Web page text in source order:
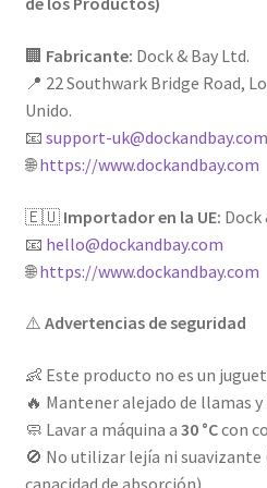
🏢 Fabricante: Dock & Bay Ltd.
📍 22 Southwark Bridge Road,
Unido.
📧 support-uk@dockandbay.com
🌐https://www.dockandbay.com
🇪🇺 Importador en la UE: Dock
📧 hello@dockandbay.com
🌐https://www.dockandbay.com
⚠️ Advertencias de seguridad
👶 Este producto no es un
🔥 Mantener alejado de llamas
🧼 Lavar a máquina a 30 °Ccon
🚫 No utilizar lejía ni suavizante
capacidad de absorción).